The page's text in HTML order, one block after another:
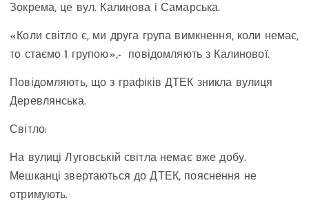
Зокрема, це вул. Калинова і Самарська.
«Коли світло є, ми друга група вимкнення, коли немає,
то стаємо 1 групою»,- повідомляють з Калинової.
Повідомляють, що з графіків ДТЕК зникла вулиця
Деревлянська.
Світло:
На вулиці Луговській світла немає вже добу.
Мешканці звертаються до ДТЕК, пояснення не
отримують.